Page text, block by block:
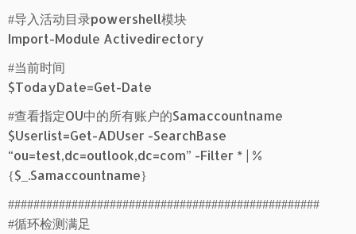
#导入活动目录powershell模块
Import-Module Activedirectory
#当前时间
$TodayDate=Get-Date
#查看指定OU中的所有账户的Samaccountname
$Userlist=Get-ADUser -SearchBase
“ou=test,dc=outlook,dc=com” -Filter * | %
{$_.Samaccountname}
#################################################
#循环检测满足